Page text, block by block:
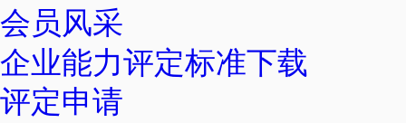
会员风采
企业能力评定标准下载
评定申请